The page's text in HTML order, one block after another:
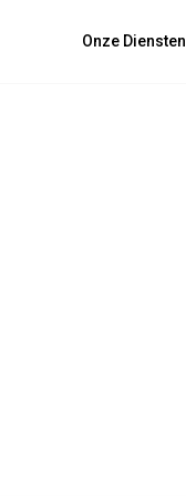
Onze Diensten